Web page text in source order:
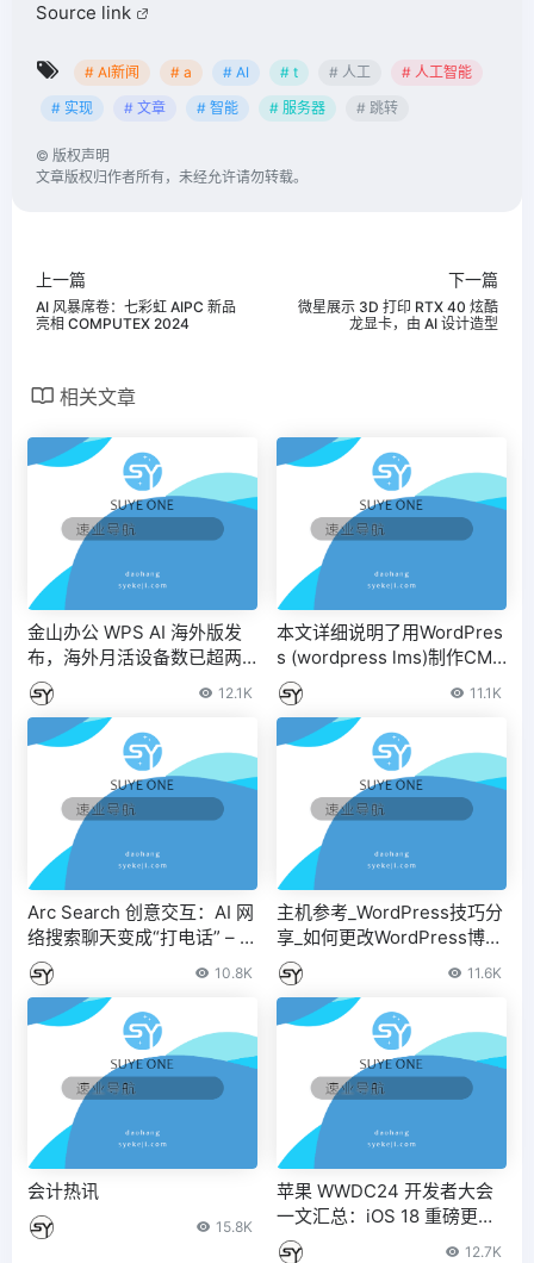
Source link
# AI新闻 # a # AI # t # 人工
# 人工智能
# 实现
# 文章 # 智能 # 服务器 # 跳转
© 版权声明
文章版权归作者所有，未经允许请勿转载。
上一篇
AI 风暴席卷：七彩虹 AIPC 新品
亮相 COMPUTEX 2024
下一篇
微星展示 3D 打印 RTX 40 炫酷
龙显卡，由 AI 设计造型
相关文章
金山办公 WPS AI 海外版发
布，海外月活设备数已超两
亿 – IT之家
12.1K
本文详细说明了用WordPres
s (wordpress lms)制作CMS
栏目块的方法。
11.1K
Arc Search 创意交互：AI 网
络搜索聊天变成“打电话” – IT
之家
10.8K
主机参考_WordPress技巧分
享_如何更改WordPress博客
页面上显示的文章数量
11.6K
会计热讯
15.8K
苹果 WWDC24 开发者大会
一文汇总：iOS 18 重磅更
新，苹果牌“AI”惊喜登场 12.7K